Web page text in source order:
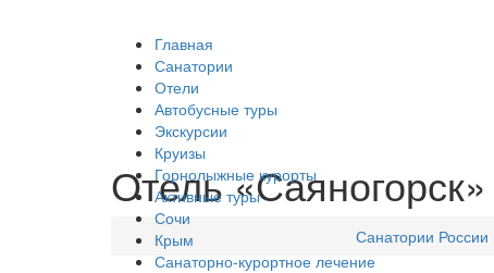
Главная
Санатории
Отели
Автобусные туры
Экскурсии
Круизы
Горнолыжные курорты
Активные туры
Сочи
Крым
Санаторно-курортное лечение
Отель
Санатории России